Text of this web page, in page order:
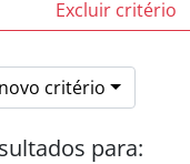
Excluir critério
critério
para: